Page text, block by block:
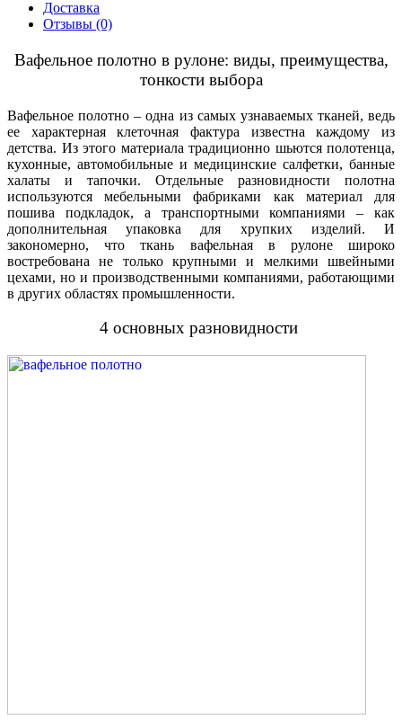
Доставка
Отзывы (0)
Вафельное полотно в рулоне: виды, преимущества,
тонкости выбора
Вафельное полотно – одна из самых узнаваемых тканей, ведь
ее характерная клеточная фактура известна каждому из
детства. Из этого материала традиционно шьются полотенца,
кухонные, автомобильные и медицинские салфетки, банные
халаты и тапочки. Отдельные разновидности полотна
используются мебельными фабриками как материал для
пошива подкладок, а транспортными компаниями – как
дополнительная упаковка для хрупких изделий. И
закономерно, что ткань вафельная в рулоне широко
востребована не только крупными и мелкими швейными
цехами, но и производственными компаниями, работающими
в других областях промышленности.
4 основных разновидности